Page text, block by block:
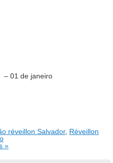
– 01 de janeiro
réveillon Salvador, Réveillon
»